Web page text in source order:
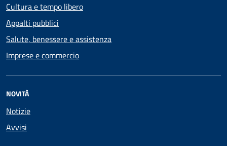
Cultura e tempo libero
Appalti pubblici
Salute, benessere e assistenza
Imprese e commercio
NOVITÀ
Notizie
Avvisi